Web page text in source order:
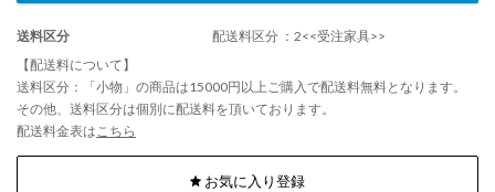
送料区分
配送料区分 ：2<<受注家具>>
【配送料について】
送料区分：「小物」の商品は15000円以上ご購入で配送料無料となります。
その他、送料区分は個別に配送料を頂いております。
配送料金表は こちら
お気に入り登録